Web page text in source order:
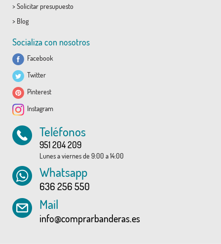
> Solicitar presupuesto
> Blog
Socializa con nosotros
Facebook
Twitter
Pinterest
Instagram
Teléfonos
951 204 209
Lunes a viernes de 9:00 a 14:00
Whatsapp
636 256 550
Mail
info@comprarbanderas.es